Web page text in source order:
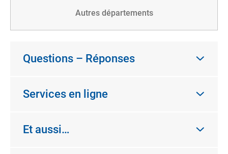
Autres départements
Questions – Réponses
Services en ligne
Et aussi…